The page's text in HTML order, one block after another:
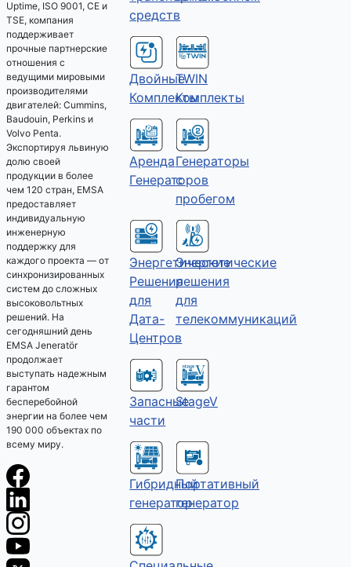
Uptime, ISO 9001, CE и
TSE, компания
поддерживает
прочные партнерские
отношения с
ведущими мировыми
производителями
двигателей: Cummins,
Baudouin, Perkins и
Volvo Penta.
Экспортируя львиную
долю своей
продукции в более
чем 120 стран, EMSA
предоставляет
индивидуальную
инженерную
поддержку для
каждого проекта — от
синхронизированных
систем до сложных
высоковольтных
решений. На
сегодняшний день
EMSA Jeneratör
продолжает
выступать надежным
гарантом
бесперебойной
энергии на более чем
190 000 объектах по
всему миру.
средств
Двойные
Комплекты
TWIN
Комплекты
Аренда
Генераторов
Генераторы
с
пробегом
Энергетические
Решения
для
Дата-
Центров
Энергетические
решения
для
телекоммуникаций
Запасные
части
StageV
Гибридный
генератор
Портативный
генератор